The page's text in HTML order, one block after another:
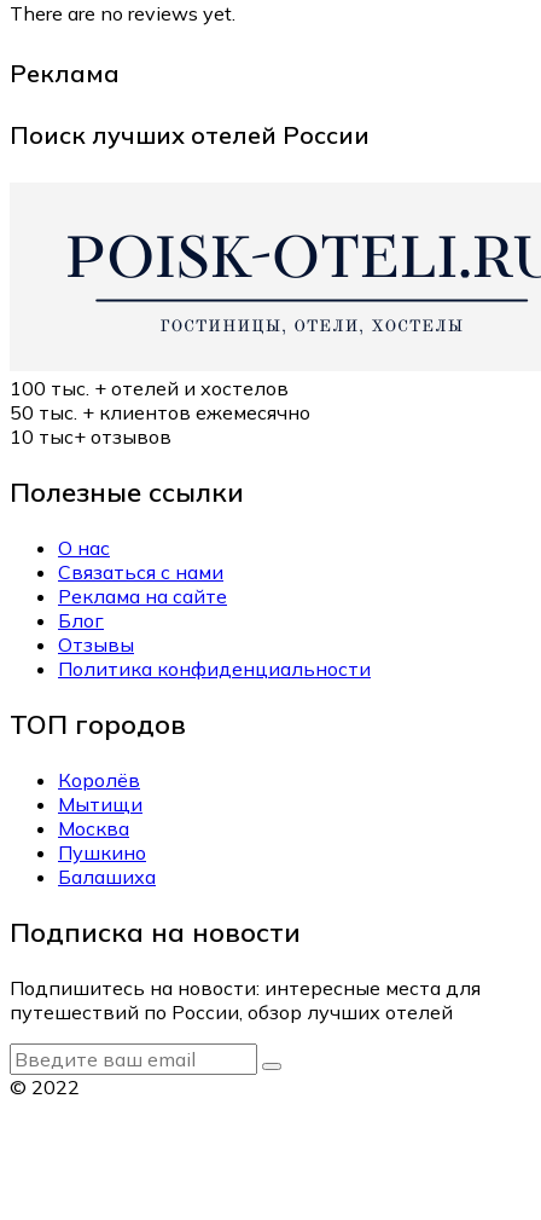
There are no reviews yet.
Реклама
Поиск лучших отелей России
100 тыс. + отелей и хостелов
50 тыс. + клиентов ежемесячно
10 тыс+ отзывов
Полезные ссылки
О нас
Связаться с нами
Реклама на сайте
Блог
Отзывы
Политика конфиденциальности
ТОП городов
Королёв
Мытищи
Москва
Пушкино
Балашиха
Подписка на новости
Подпишитесь на новости: интересные места для
путешествий по России, обзор лучших отелей
© 2022